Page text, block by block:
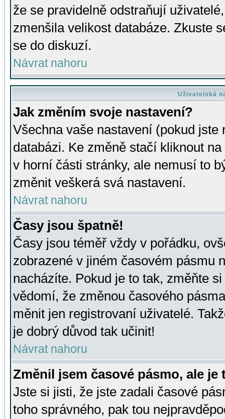
že se pravidelně odstraňují
zmenšila velikost databáze. Zkuste
se do diskuzí.
Návrat nahoru
Uživatelská
Jak změním svoje nastavení?
Všechna vaše nastavení (pokud
databázi. Ke změně stačí kliknout
v horní části stránky, ale nemusí to
změnit veškerá svá nastavení.
Návrat nahoru
Časy jsou špatně!
Časy jsou téměř vždy v pořádku,
zobrazené v jiném časovém pásmu
nacházíte. Pokud je to tak, změňte
vědomí, že změnou časového
měnit jen registrovaní uživatelé.
je dobrý důvod tak učinit!
Návrat nahoru
Změnil jsem časové pásmo, ale je
Jste si jisti, že jste zadali časové
toho správného, pak tou